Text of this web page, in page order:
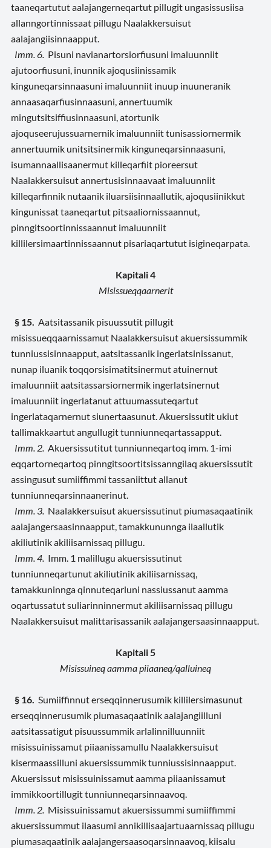
taaneqartutut aalajangerneqartut pillugit ungasissusiisa
allanngortinnissaat pillugu Naalakkersuisut
aalajangiisinnaapput.
Imm. 6. Pisuni navianartorsiorfiusuni imaluunniit
ajutoorfiusuni, inunnik ajoqusiinissamik
kinguneqarsinnaasuni imaluunniit inuup inuuneranik
annaasaqarfiusinnaasuni, annertuumik
mingutsitsiffiusinnaasuni, atortunik
ajoquseerujussuarnernik imaluunniit tunisassiornermik
annertuumik unitsitsinermik kinguneqarsinnaasuni,
isumannaallisaanermut killeqarfiit pioreersut
Naalakkersuisut annertusisinnaavaat imaluunniit
killeqarfinnik nutaanik iluarsiisinnaallutik, ajoqusiinikkut
kingunissat taaneqartut pitsaaliornissaannut,
pinngitsoortinnissaannut imaluunniit
killilersimaartinnissaannut pisariaqartutut isigineqarpata.
Kapitali 4
Misissueqqaarnerit
§ 15. Aatsitassanik pisuussutit pillugit
misissueqqaarnissamut Naalakkersuisut akuersissummik
tunniussisinnaapput, aatsitassanik ingerlatsinissanut,
nunap iluanik toqqorsisimatitsinermut atuinernut
imaluunniit aatsitassarsiornermik ingerlatsinernut
imaluunniit ingerlatanut attuumassuteqartut
ingerlataqarnernut siunertaasunut. Akuersissutit ukiut
tallimakkaartut angullugit tunniunneqartassapput.
Imm. 2. Akuersissutitut tunniunneqartoq imm. 1-imi
eqqartorneqartoq pinngitsoortitsissanngilaq akuersissutit
assingusut sumiiffimmi tassaniittut allanut
tunniunneqarsinnaanerinut.
Imm. 3. Naalakkersuisut akuersissutinut piumasaqaatinik
aalajangersaasinnaapput, tamakkununnga ilaallutik
akiliutinik akiliisarnissaq pillugu.
Imm. 4. Imm. 1 malillugu akuersissutinut
tunniunneqartunut akiliutinik akiliisarnissaq,
tamakkuninnga qinnuteqarluni nassiussanut aamma
oqartussatut suliarinninnermut akiliisarnissaq pillugu
Naalakkersuisut malittarisassanik aalajangersaasinnaapput.
Kapitali 5
Misissuineq aamma piiaaneq/qalluineq
§ 16. Sumiiffinnut erseqqinnerusumik killilersimasunut
erseqqinnerusumik piumasaqaatinik aalajangiilluni
aatsitassatigut pisuussummik arlalinnilluunniit
misissuinissamut piiaanissamullu Naalakkersuisut
kisermaassilluni akuersissummik tunniussisinnaapput.
Akuersissut misissuinissamut aamma piiaanissamut
immikkoortillugit tunniunneqarsinnaavoq.
Imm. 2. Misissuinissamut akuersissummi sumiiffimmi
akuersissummut ilaasumi annikillisaajartuaarnissaq pillugu
piumasaqaatinik aalajangersaasoqarsinnaavoq, kiisalu